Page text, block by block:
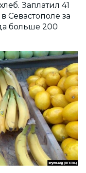
Заплатил 41
Севастополе за
больше 200